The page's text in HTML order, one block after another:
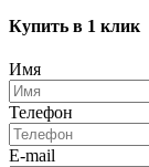
Купить в 1 клик
Имя
Телефон
E-mail